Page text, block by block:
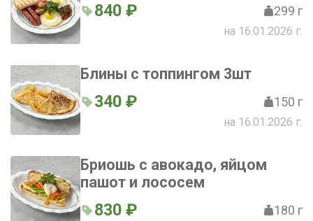
840 ₽ 299 г
на 16.01.2026 г.
Блины с топпингом 3шт
340 ₽ 150 г
на 16.01.2026 г.
Бриошь с авокадо, яйцом
пашот и лососем
830 ₽ 180 г